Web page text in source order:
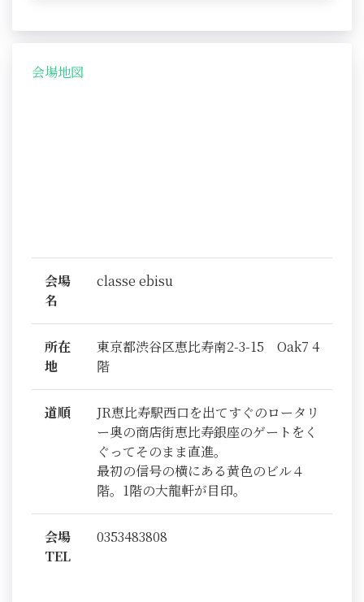
会場地図
会場
名
classe ebisu
所在
地
東京都渋谷区恵比寿南2-3-15 Oak7 4
階
道順
JR恵比寿駅西口を出てすぐのロータリ
ー奥の商店街恵比寿銀座のゲートをく
ぐってそのまま直進。
最初の信号の横にある黄色のビル４
階。1階の大龍軒が目印。
会場
TEL
0353483808